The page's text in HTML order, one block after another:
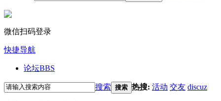
微信扫码登录
快捷导航
论坛BBS
搜索 搜索 热搜: 活动 交友 discuz